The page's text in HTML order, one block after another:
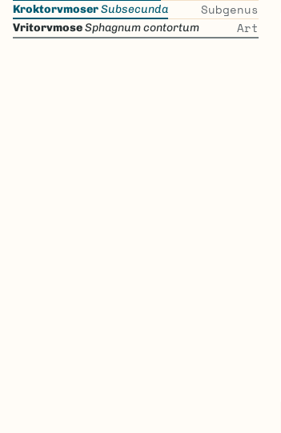
KroktorvmoserSubsecunda Subgenus
VritorvmoseSphagnum contortum Art